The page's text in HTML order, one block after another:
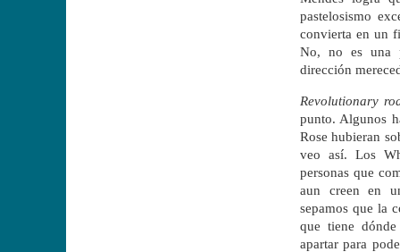
pastelosismo
convierta en un
No, no es una
dirección
Revolutionary
punto. Algunos
Rose hubieran
veo así. Los
personas que
aun creen en
sepamos que la
que tiene
apartar para